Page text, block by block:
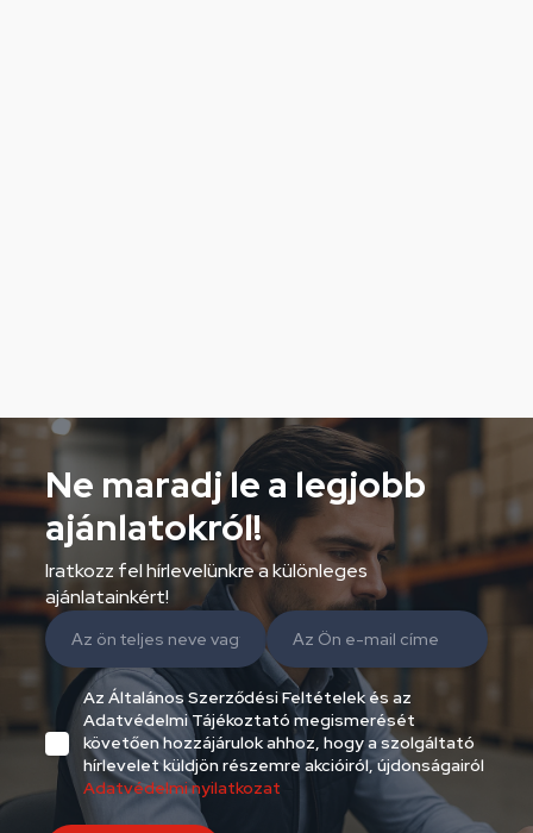
Ne maradj le a legjobb
ajánlatokról!
Iratkozz fel hírlevelünkre a különleges
ajánlatainkért!
Az Általános Szerződési Feltételek és az
Adatvédelmi Tájékoztató megismerését
követően hozzájárulok ahhoz, hogy a szolgáltató
hírlevelet küldjön részemre akcióiról, újdonságairól
Adatvédelmi nyilatkozat